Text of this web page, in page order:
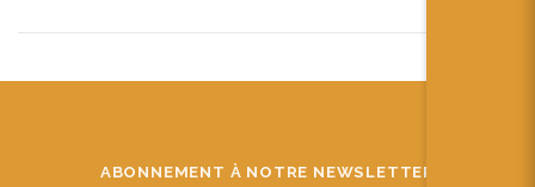
ABONNEMENT À NOTRE NEWSLETTER